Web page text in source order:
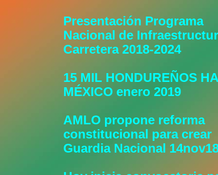
Presentación Programa
Nacional de
Carretera 2018-2024
15 MIL HONDUREÑOS
MÉXICO enero 2019
AMLO propone reforma
constitucional para crear
Guardia Nacional